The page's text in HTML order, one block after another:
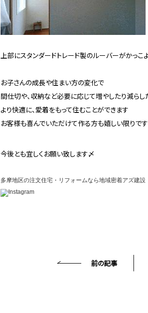
上部にスタンダードトレード製のルーバーがかっこ
お子さんの成長や住まい方の変化で
間仕切や、収納など必要に応じて増やしたり減らし
より快適に、愛着をもって住むことができます
お客様も喜んでいただけて作る方も嬉しい限りです
今後とも宜しくお願い致します〆
多摩地区の注文住宅・リフォームなら地域密着アズ建設
前の記事